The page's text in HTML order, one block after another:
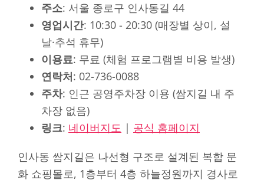
주소: 서울 종로구 인사동길 44
영업시간: 10:30 - 20:30 (매장별 상이, 설
날·추석 휴무)
이용료: 무료 (체험 프로그램별 비용 발생)
연락처: 02-736-0088
주차: 인근 공영주차장 이용 (쌈지길 내 주
차장 없음)
링크: 네이버지도 | 공식 홈페이지
인사동 쌈지길은 나선형 구조로 설계된 복합 문
화 쇼핑몰로, 1층부터 4층 하늘정원까지 경사로